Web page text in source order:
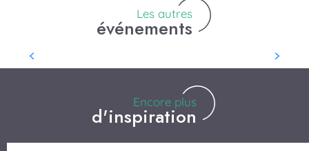
Les autres
événements
Encore plus
d'inspiration